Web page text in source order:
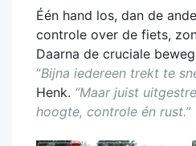
Één hand los, dan de
controle over de fiets,
Daarna de cruciale
“Bijna iedereen trekt te
Henk. “Maar juist
hoogte, controle én rust.”